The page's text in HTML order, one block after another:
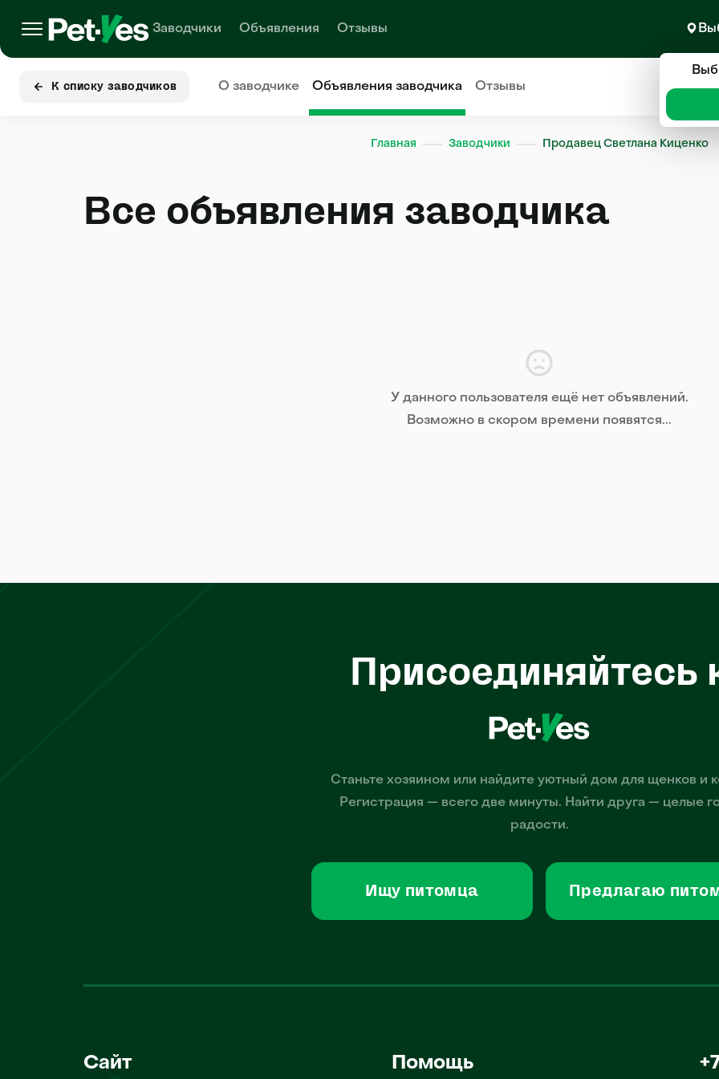
Заводчики Объявления Отзывы
К списку заводчиков О заводчике Объявлениязаводчика Отзывы
Главная Заводчики Продавец Светлана Киценко
Все объявления заводчика
У данного пользователя ещё нет объявлений.
Возможно в скором времени появятся...
Присоединяйтесь
Станьте хозяином или найдите уютный дом для щенков и
Регистрация — всего две минуты. Найти друга — целые
радости.
Ищу питомца Предлагаю
Сайт Помощь